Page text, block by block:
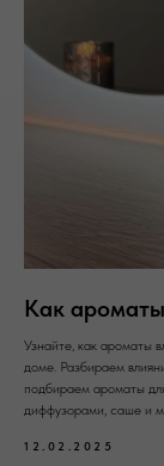
Как
Узнайте, как ароматы
доме. Разбираем
подбираем ароматы
диффузорами, саше и
12.02.2025